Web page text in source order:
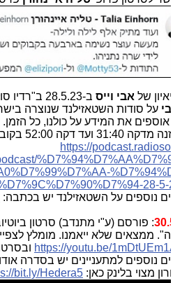
שלאבי וייסב-28.5.23 ב"רדיו סול" (כ-20 דקות) ע"י
על סודות השטאזילנד שנוצרה בישראל,
אוספים את המידע על כולנו, כל הזמן. האם
דקה 52:00 בקובץ השידור (הקלטה) - כאן:
https://
il/podcast/
9E%D7%9C%D7%90%D7%94-28-
.
נוספים על השטאזילנד יש בכתבה:
ממצאים שלא ייאמנו. מומלץ לצפייה
https://youtu.be/ובסרטון
נוספים למתעניינים יש בסדרה
מצוי בלינק כאן:https://bit.ly/Hedera5
.